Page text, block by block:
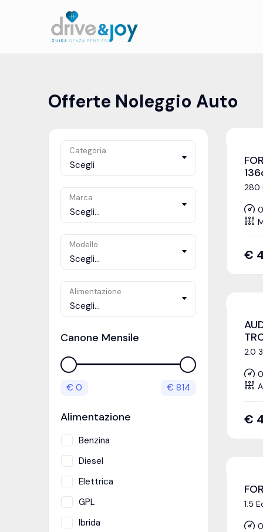
Offerte Noleggio Auto
Categoria
Scegli
Marca
Scegli...
Modello
Scegli...
Alimentazione
Scegli...
Canone Mensile
€ 0 € 814
Alimentazione
Benzina
Diesel
Elettrica
GPL
Ibrida
280
€
2.0
€
1.5